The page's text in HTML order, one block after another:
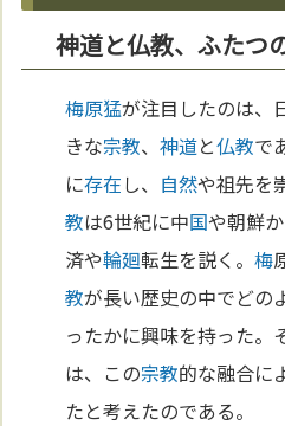
神道と仏教、ふたつ
梅原猛が注目したのは、
きな宗教、神道と仏教で
に存在し、 自然や祖先を
教は6世紀に中国や朝鮮
済や輪廻転生を説く。梅
教が長い歴史の中でどの
ったかに興味を持った。
は、この宗教的な融合に
たと考えたのである。